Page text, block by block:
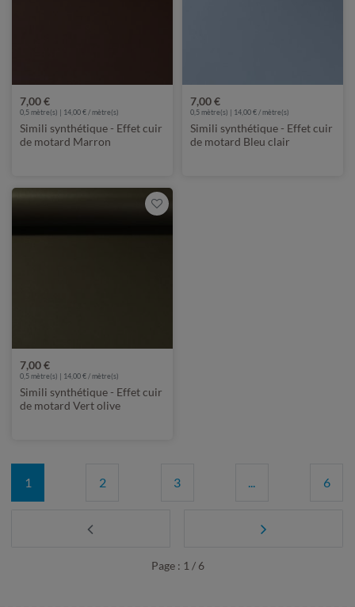
7,00 €
0,5 mètre(s) | 14,00 € / mètre(s)
Simili synthétique - Effet cuir
de motard Marron
7,00 €
0,5 mètre(s) | 14,00 € / mètre(s)
Simili synthétique - Effet cuir
de motard Bleu clair
7,00 €
0,5 mètre(s) | 14,00 € / mètre(s)
Simili synthétique - Effet cuir
de motard Vert olive
1 2 3 ... 6
Page : 1 / 6